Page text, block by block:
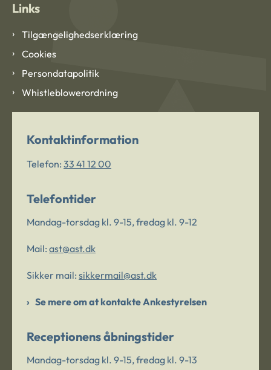
Links
Tilgængelighedserklæring
Cookies
Persondatapolitik
Whistleblowerordning
Kontaktinformation
Telefon: 33 41 12 00
Telefontider
Mandag-torsdag kl. 9-15, fredag kl. 9-12
Mail: ast@ast.dk
Sikker mail: sikkermail@ast.dk
Se mere om at kontakte Ankestyrelsen
Receptionens åbningstider
Mandag-torsdag kl. 9-15, fredag kl. 9-13